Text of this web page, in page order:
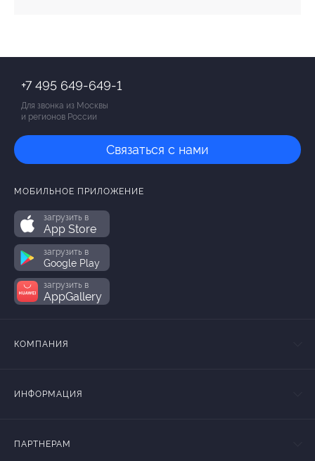
+7 495 649-649-1
Для звонка из Москвы
и регионов России
Связаться с нами
МОБИЛЬНОЕ ПРИЛОЖЕНИЕ
загрузить в
App Store
загрузить в
Google Play
загрузить в
AppGallery
КОМПАНИЯ
ИНФОРМАЦИЯ
ПАРТНЕРАМ